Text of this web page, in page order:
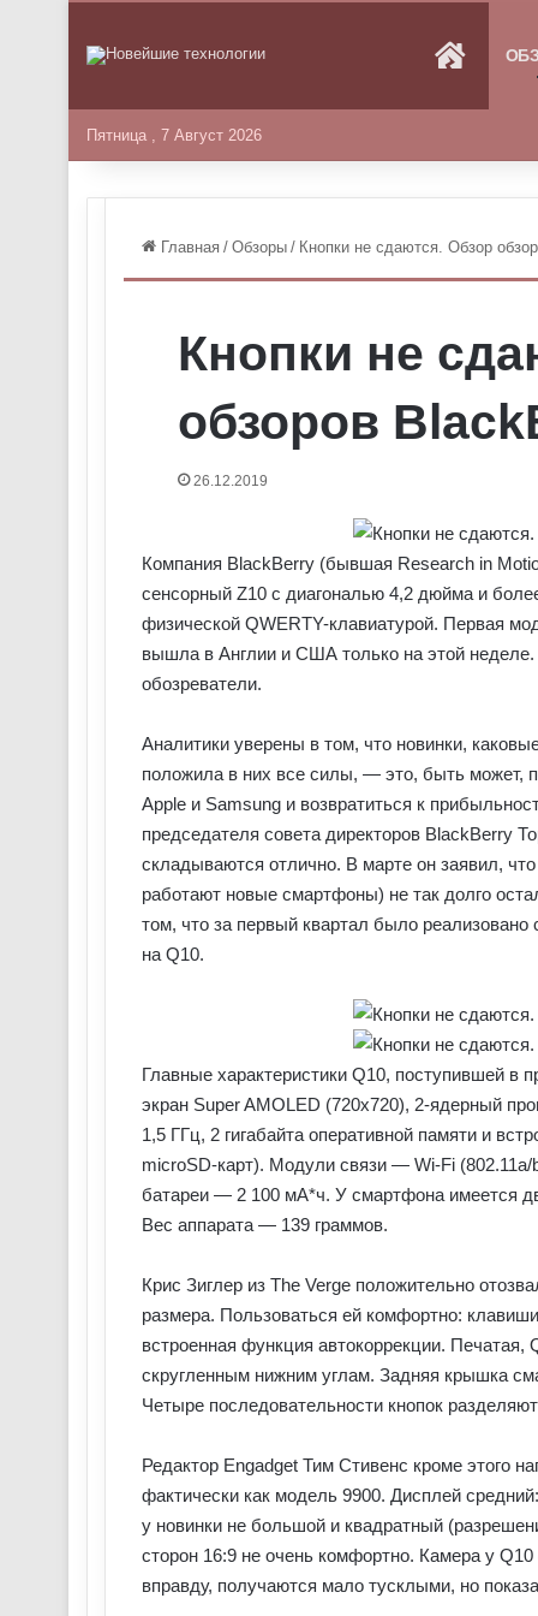
Пятница , 7 Август 2026
Главная / Обзоры / Кнопки не сдаются. Обзор
Кнопки не
обзоров
26.12.2019
Компания BlackBerry (бывшая Research in
сенсорный Z10 с диагональю 4,2 дюйма и
физической QWERTY-клавиатурой. Первая
вышла в Англии и США только на этой
обозреватели.
Аналитики уверены в том, что новинки,
положила в них все силы, — это, быть может,
Apple и Samsung и возвратиться к
председателя совета директоров BlackBerry
складываются отлично. В марте он заявил,
работают новые смартфоны) не так долго
том, что за первый квартал было
на Q10.
Главные характеристики Q10, поступившей
экран Super AMOLED (720х720), 2-ядерный
1,5 ГГц, 2 гигабайта оперативной памяти и
microSD-карт). Модули связи — Wi-Fi
батареи — 2 100 мА*ч. У смартфона имеется
Вес аппарата — 139 граммов.
Крис Зиглер из The Verge положительно
размера. Пользоваться ей комфортно:
встроенная функция автокоррекции.
скругленным нижним углам. Задняя крышка
Четыре последовательности кнопок
Редактор Engadget Тим Стивенс кроме этого
фактически как модель 9900. Дисплей
у новинки не большой и квадратный
сторон 16:9 не очень комфортно. Камера у
вправду, получаются мало тусклыми, но